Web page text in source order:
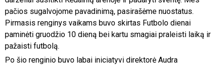
pačios sugalvojome pavadinimą, pasirašėme nuostatus.
Pirmasis renginys vaikams buvo skirtas Futbolo dienai
paminėti gruodžio 10 dieną bei kartu smagiai praleisti laiką ir
pažaisti futbolą.
Po šio renginio buvo labai iniciatyvi direktorė Audra